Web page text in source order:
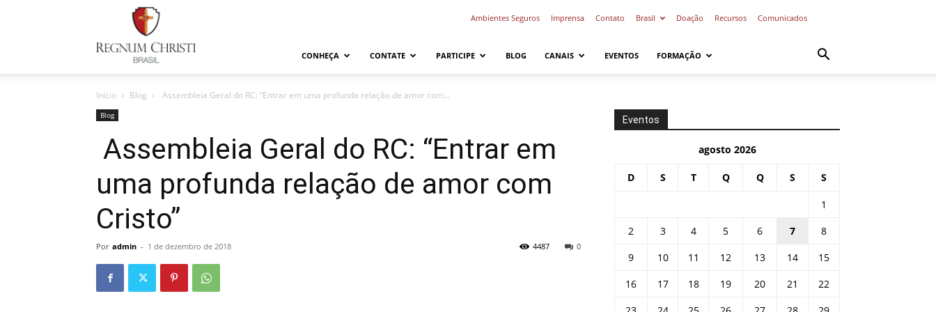
Regnum
Ambientes Seguros Imprensa Contato Brasil Doação Recursos Comunicados
CONHEÇA CONTATE PARTICIPE BLOG CANAIS EVENTOS FORMAÇÃO
Início Blog Assembleia Geral do RC: “Entrar em uma profunda relação de amor com...
Blog
Assembleia Geral do RC: “Entrar em
uma profunda relação de amor com
Cristo”
Por admin - 1 de dezembro de 2018 0
4487
Eventos
agosto 2026
D S T Q Q S S
1
2
3 4 5 6 7
8
9
10 11 12 13 14
15
16
17 18 19 20 21
22